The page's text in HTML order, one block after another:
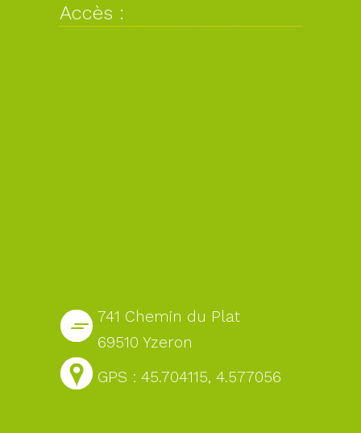
Accès :
741 Chemin du Plat
69510 Yzeron
GPS : 45.704115, 4.577056